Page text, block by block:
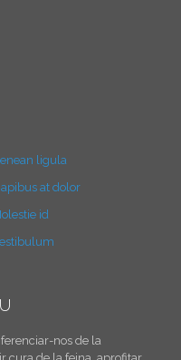
ligula
at dolor
id
nos de la